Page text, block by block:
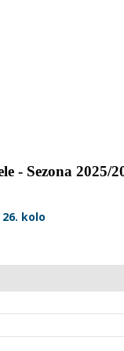
- Sezona 2025/